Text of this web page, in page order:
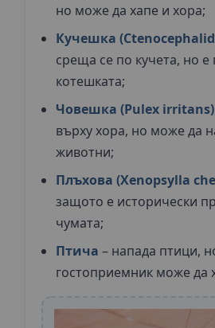
но може да хапе и хора;
Кучешка
среща се по кучета, но е
котешката;
Човешка (Pulex irritans)
върху хора, но може да
животни;
Плъхова (Xenopsylla
защото е исторически
чумата;
Птича – напада птици,
гостоприемник може да